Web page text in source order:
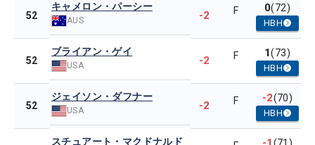
52
キャメロン・パーシー
AUS -2 F 0(72)
HBH
52
ブライアン・ゲイ
USA -2 F 1(73)
HBH
52
ジェイソン・ダフナー
USA -2 F -2(70)
HBH
スチュアート・マクドナルド